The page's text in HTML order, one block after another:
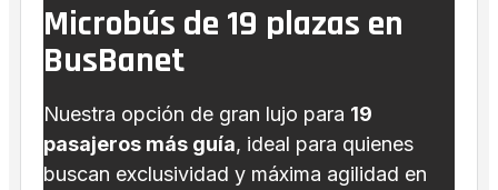
Microbús de 19 plazas en
BusBanet
Nuestra opción de gran lujo para 19
pasajeros más guía, ideal para quienes
buscan exclusividad y máxima agilidad en